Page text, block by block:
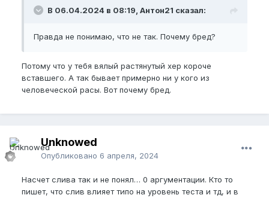
В 06.04.2024 в 08:19, Антон21 сказал:
Правда не понимаю, что не так. Почему бред?
Потому что у тебя вялый растянутый хер короче
вставшего. А так бывает примерно ни у кого из
человеческой расы. Вот почему бред.
Unknowed
Опубликовано 6 апреля, 2024
Насчет слива так и не понял… 0 аргументации. Кто то
пишет, что слив влияет типо на уровень теста и тд, и в